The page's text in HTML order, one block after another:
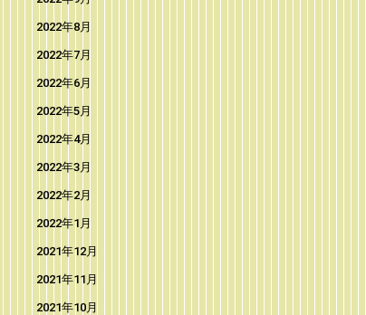
2022年8月
2022年7月
2022年6月
2022年5月
2022年4月
2022年3月
2022年2月
2022年1月
2021年12月
2021年11月
2021年10月